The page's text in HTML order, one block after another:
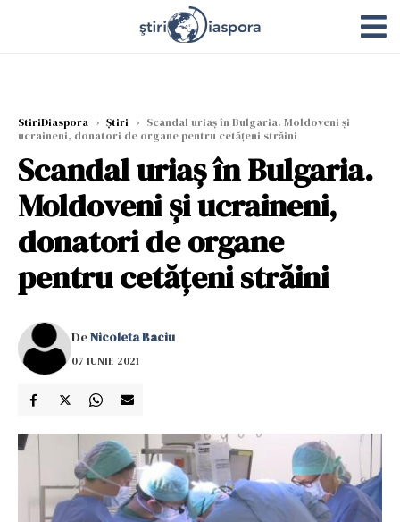
StiriDiaspora › Știri › Scandal uriaș în Bulgaria. Moldoveni și
ucraineni, donatori de organe pentru cetăţeni străini
Scandal uriaș în Bulgaria.
Moldoveni și ucraineni,
donatori de organe
pentru cetăţeni străini
DeNicoleta Baciu
07 IUNIE 2021